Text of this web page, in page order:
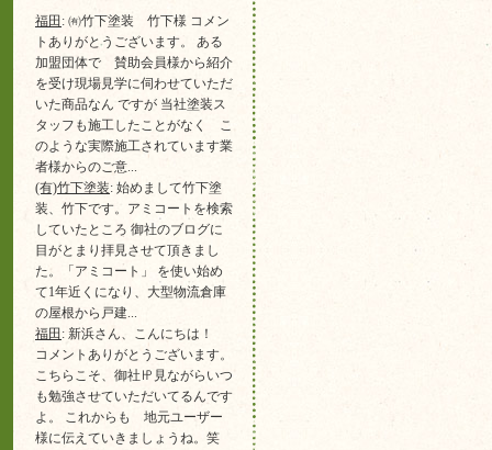
福田 : ㈲竹下塗装 竹下様 コメン
トありがとうございます。 ある
加盟団体で 賛助会員様から紹介
を受け現場見学に伺わせていただ
いた商品なん ですが 当社塗装ス
タッフも施工したことがなく こ
のような実際施工されています業
者様からのご意...
(有)竹下塗装: 始めまして竹下塗
装、竹下です。アミコートを検索
していたところ 御社のブログに
目がとまり拝見させて頂きまし
た。「アミコート」 を使い始め
て1年近くになり、大型物流倉庫
の屋根から戸建...
福田 : 新浜さん、こんにちは！
コメントありがとうございます。
こちらこそ、御社㏋見ながらいつ
も勉強させていただいてるんです
よ。 これからも 地元ユーザー
様に伝えていきましょうね。笑